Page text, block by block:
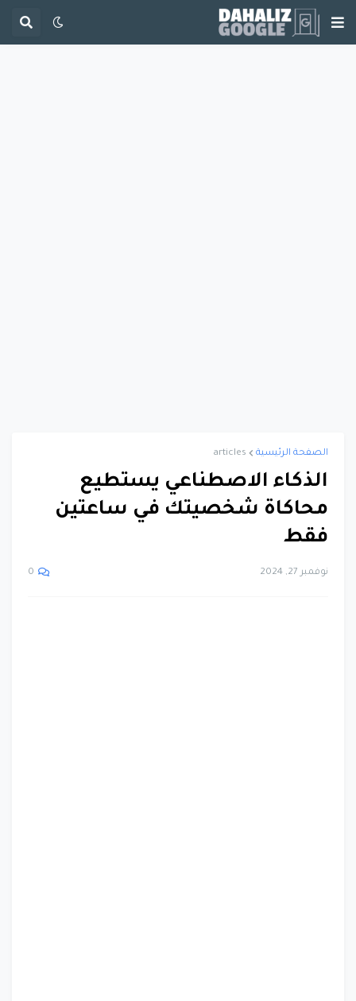
الصفحة الرئيسية articles
الذكاء الاصطناعي يستطيع
محاكاة شخصيتك في ساعتين
فقط
نوفمبر 27, 2024 0